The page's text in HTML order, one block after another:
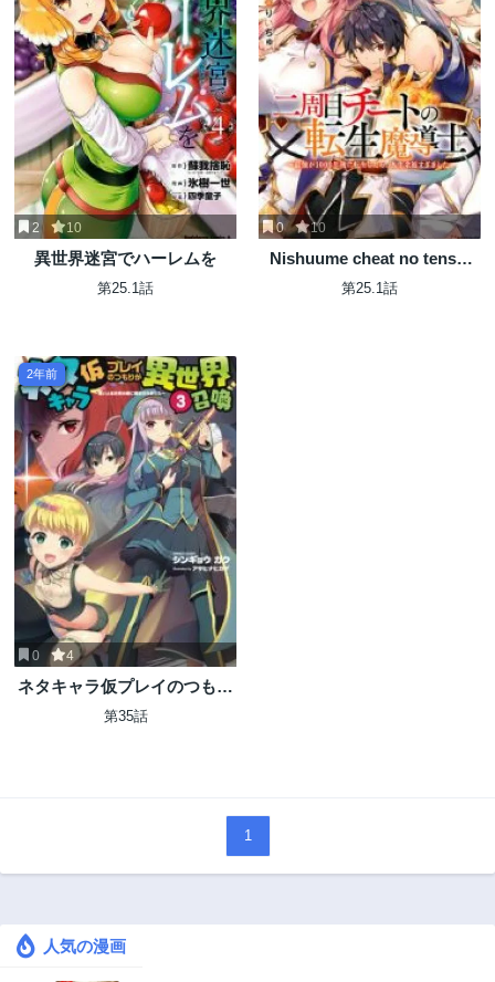
2 10
異世界迷宮でハーレムを
第25.1話
0 10
Nishuume cheat no tensei
madoushi ~ Saikyou ga 1000
第25.1話
2年前
0 4
ネタキャラ仮プレイのつもり
が異世界召喚 ～迷い人は女
第35話
1
人気の漫画